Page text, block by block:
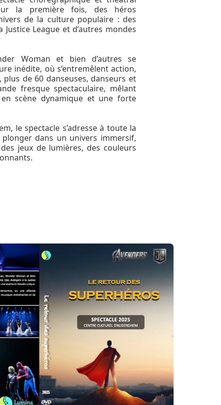
la première fois, des héros
de la culture populaire : des
League et d’autres mondes
Woman et bien d’autres se
inédite, où s’entremêlent action,
de 60 danseuses, danseurs et
fresque spectaculaire, mêlant
scène dynamique et une forte
le spectacle s’adresse à toute la
dans un univers immersif,
jeux de lumières, des couleurs